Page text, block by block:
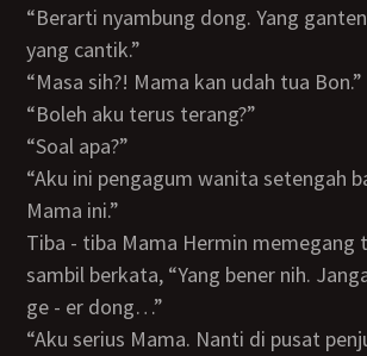
“Berarti nyambung dong. Yang ganteng harus sama
yang cantik.”
“Masa sih?! Mama kan udah tua Bon.”
“Boleh aku terus terang?”
“Soal apa?”
“Aku ini pengagum wanita setengah baya seperti
Mama ini.”
Tiba - tiba Mama Hermin memegang tangan kiriku
sambil berkata, “Yang bener nih.
ge - er dong…”
“Aku serius Mama. Nanti di pusat penjualan pakaian